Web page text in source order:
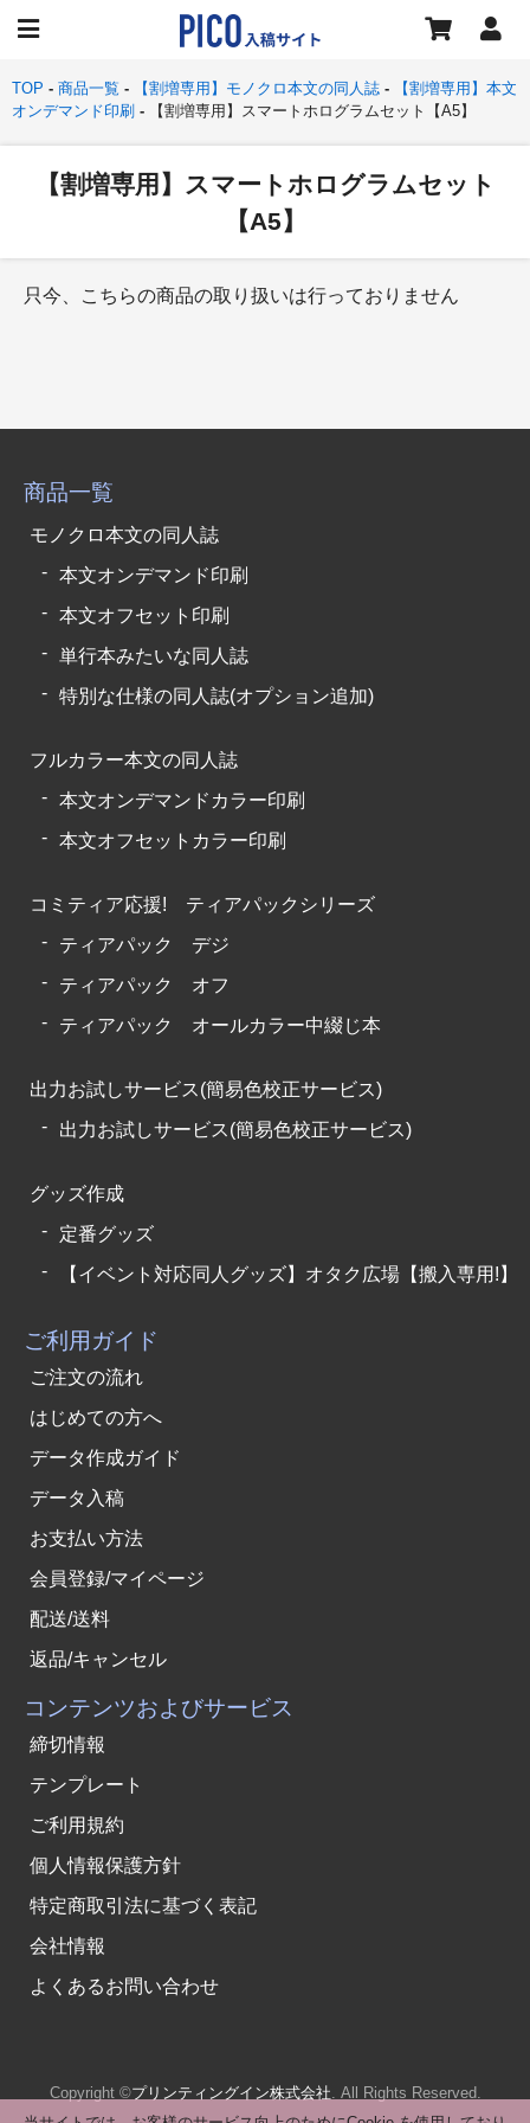
TOP 商品一覧 【割増専用】モノクロ本文の同人誌
【割増専用】本文
オンデマンド印刷
【割増専用】スマートホログラムセット【A5】
【割増専用】スマートホログラムセット
【A5】
只今、こちらの商品の取り扱いは行っておりません
商品一覧
モノクロ本文の同人誌
本文オンデマンド印刷
本文オフセット印刷
単行本みたいな同人誌
特別な仕様の同人誌(オプション追加)
フルカラー本文の同人誌
本文オンデマンドカラー印刷
本文オフセットカラー印刷
コミティア応援! ティアパックシリーズ
ティアパック デジ
ティアパック オフ
ティアパック オールカラー中綴じ本
出力お試しサービス(簡易色校正サービス)
出力お試しサービス(簡易色校正サービス)
グッズ作成
定番グッズ
【イベント対応同人グッズ】オタク広場【搬入専用!】
ご利用ガイド
ご注文の流れ
はじめての方へ
データ作成ガイド
データ入稿
お支払い方法
会員登録/マイページ
配送/送料
返品/キャンセル
コンテンツおよびサービス
締切情報
テンプレート
ご利用規約
個人情報保護方針
特定商取引法に基づく表記
会社情報
よくあるお問い合わせ
Copyright ©プリンティングイン株式会社. All Rights Reserved.